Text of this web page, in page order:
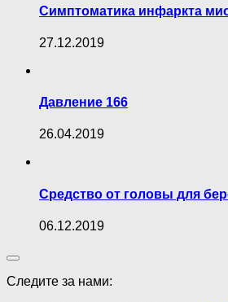
Симптоматика инфаркта
27.12.2019
Давление 166
26.04.2019
Средство от головы для
06.12.2019
Следите за нами: